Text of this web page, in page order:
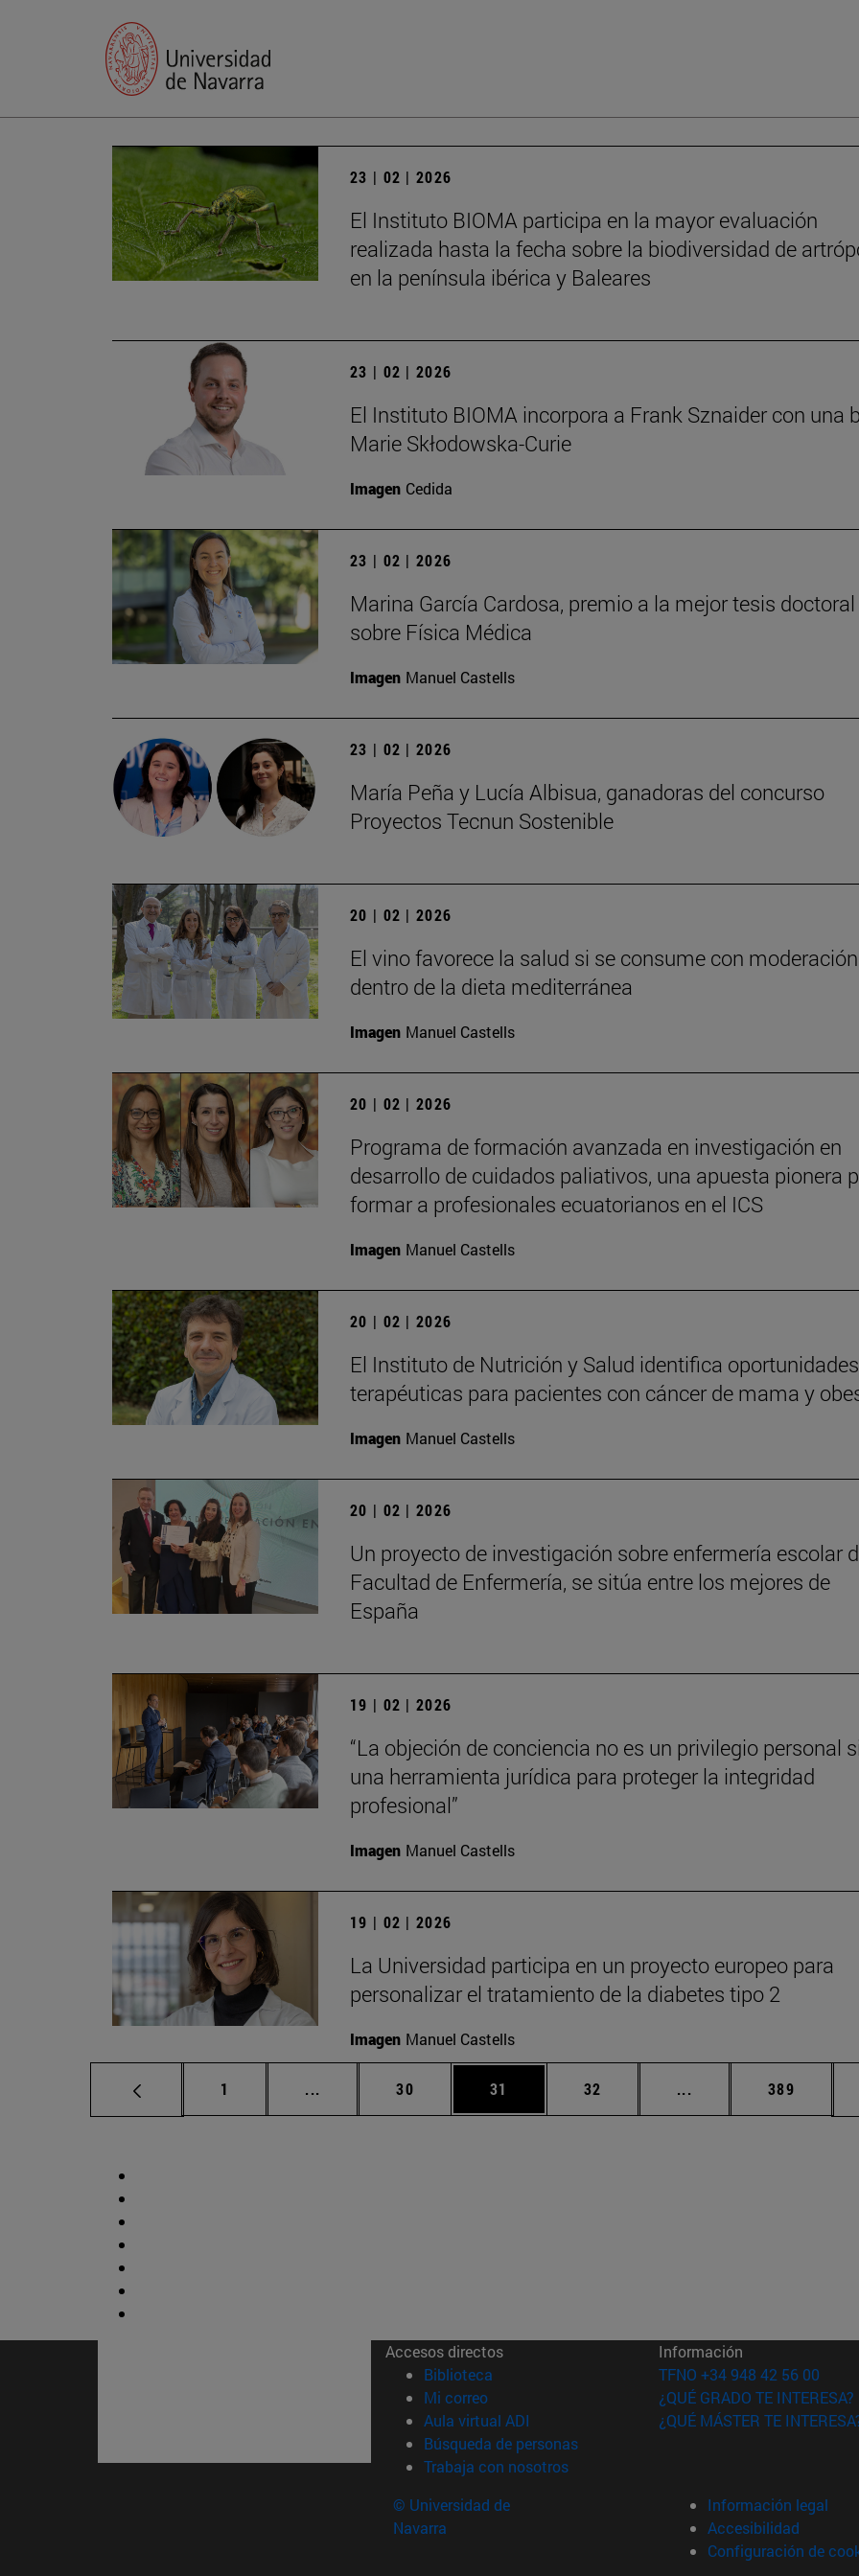
23 | 02 | 2026
El Instituto BIOMA participa en la mayor evaluación
realizada hasta la fecha sobre la biodiversidad de
en la península ibérica y Baleares
23 | 02 | 2026
El Instituto BIOMA incorpora a Frank Sznaider con una
Marie Skłodowska-Curie
Imagen Cedida
23 | 02 | 2026
Marina García Cardosa, premio a la mejor tesis doctoral
sobre Física Médica
Imagen Manuel Castells
23 | 02 | 2026
María Peña y Lucía Albisua, ganadoras del concurso
Proyectos Tecnun Sostenible
20 | 02 | 2026
El vino favorece la salud si se consume con
dentro de la dieta mediterránea
Imagen Manuel Castells
20 | 02 | 2026
Programa de formación avanzada en investigación en
desarrollo de cuidados paliativos, una apuesta pionera
formar a profesionales ecuatorianos en el ICS
Imagen Manuel Castells
20 | 02 | 2026
El Instituto de Nutrición y Salud identifica oportunidades
terapéuticas para pacientes con cáncer de mama y
Imagen Manuel Castells
20 | 02 | 2026
Un proyecto de investigación sobre enfermería escolar
Facultad de Enfermería, se sitúa entre los mejores de
España
19 | 02 | 2026
“La objeción de conciencia no es un privilegio personal
una herramienta jurídica para proteger la integridad
profesional”
Imagen Manuel Castells
19 | 02 | 2026
La Universidad participa en un proyecto europeo para
personalizar el tratamiento de la diabetes tipo 2
Imagen Manuel Castells
Página
1 ... Páginas intermedias Use TAB para desplazarse.
Página
30 Página
31 Página
32 ... Páginas intermedias
Página
389
Accesos directos
Biblioteca (abre en nueva ventana)
Mi correo(abre en nueva ventana)
Aula virtual ADI (abre en nueva ventana)
Búsqueda de personas(abre en nueva ventana)
Trabaja con nosotros(abre en nueva ventana)
Información
TFNO +34 948 42 56 00
¿QUÉ GRADO TE INTERESA?
¿QUÉ MÁSTER TE
© Universidad de
Navarra
Información legal
Accesibilidad
Configuración de